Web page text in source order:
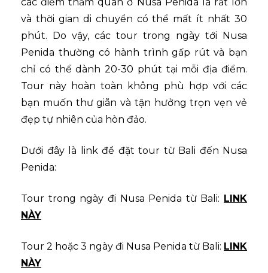
và thời gian di chuyển có thể mất ít nhất 30
phút. Do vậy, các tour trong ngày tới Nusa
Penida thường có hành trình gấp rút và bạn
chỉ có thể dành 20-30 phút tại mỗi địa điểm.
Tour này hoàn toàn không phù hợp với các
bạn muốn thư giãn và tận hưởng trọn vẹn vẻ
đẹp tự nhiên của hòn đảo.
Dưới đây là link để đặt tour từ Bali đến Nusa
Penida:
Tour trong ngày đi Nusa Penida từ Bali: LINK
NÀY
Tour 2 hoặc 3 ngày đi Nusa Penida từ Bali: LINK
NÀY